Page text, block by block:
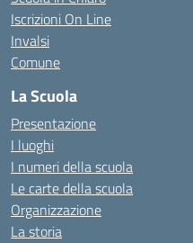
Iscrizioni On Line
Invalsi
Comune
La Scuola
Presentazione
I luoghi
I numeri della scuola
Le carte della scuola
Organizzazione
La storia